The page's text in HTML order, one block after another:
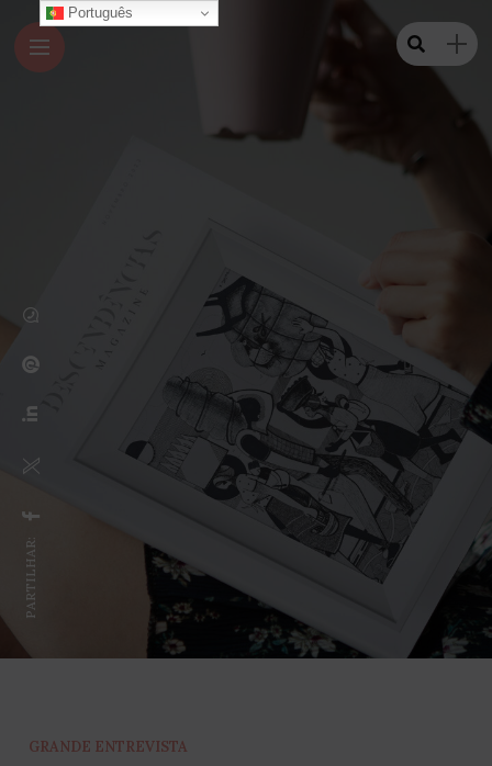
PARTILHAR:
GRANDE ENTREVISTA
Português